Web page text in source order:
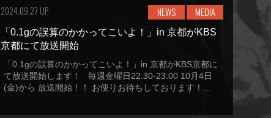
2024.09.27 UP NEWS MEDIA
「0.1gの誤算のかかってこいよ！」in 京都がKBS
京都にて放送開始
「0.1gの誤算のかかってこいよ！」in 京都がKBS京都に
て放送開始します！ 毎週金曜日22:30-23:00 10月4日
(金)から 放送開始！！ お便りお待ちしております！...